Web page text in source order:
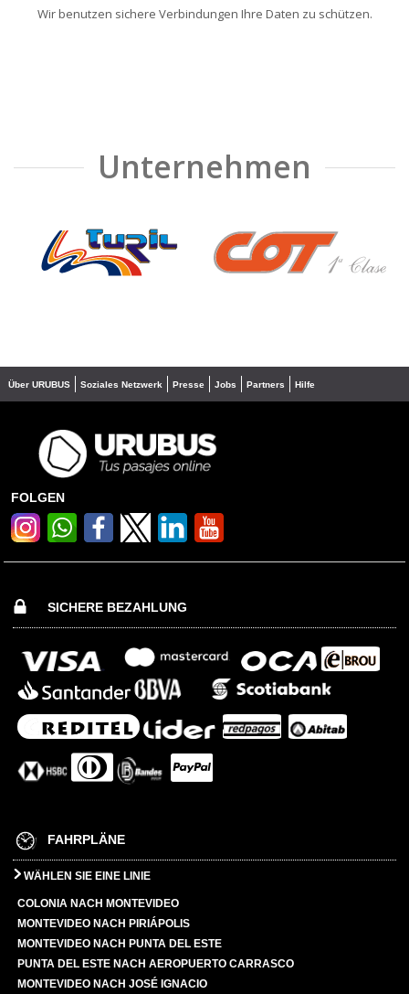
Wir benutzen sichere Verbindungen Ihre Daten zu schützen.
Unternehmen
❮ ❯
Über URUBUS Soziales Netzwerk Presse Jobs Partners Hilfe
FOLGEN
SICHERE BEZAHLUNG
FAHRPLÄNE
WÄHLEN SIE EINE LINIE
COLONIA NACH MONTEVIDEO
MONTEVIDEO NACH PIRIÁPOLIS
MONTEVIDEO NACH PUNTA DEL ESTE
PUNTA DEL ESTE NACH AEROPUERTO CARRASCO
MONTEVIDEO NACH JOSÉ IGNACIO